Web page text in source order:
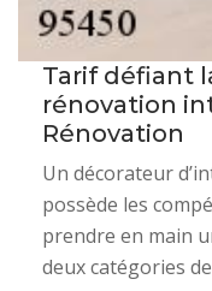
Tarif défiant
rénovation
Rénovation
Un décorateur
possède les
prendre en main
deux catégories